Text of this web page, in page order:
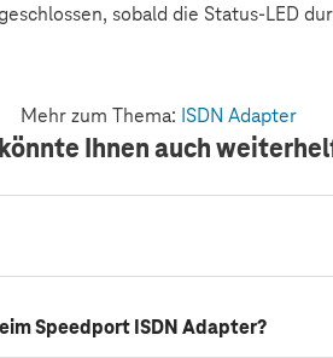
sobald die Status-LED
Mehr zum Thema: ISDN Adapter
Ihnen auch
Speedport ISDN Adapter?